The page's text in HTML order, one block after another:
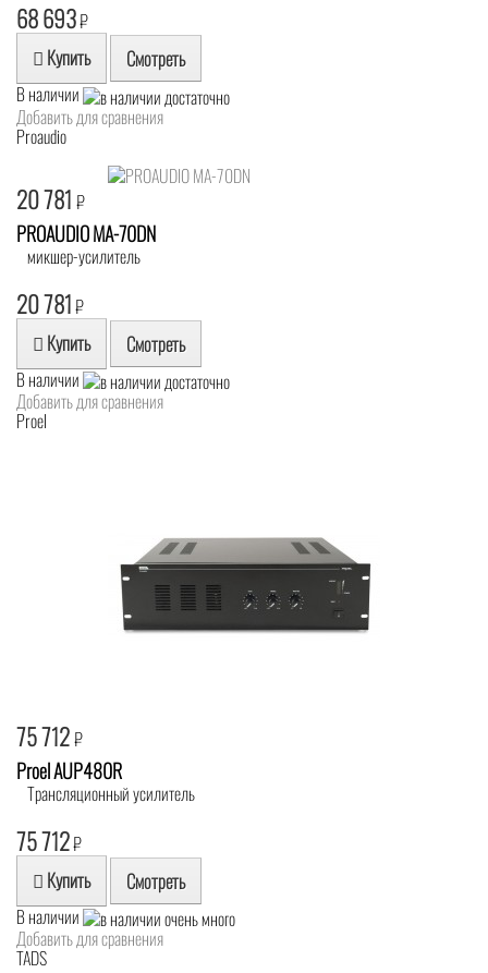
68 693₽
Купить Смотреть
В наличии
Добавить для сравнения
Proaudio
20 781 ₽
PROAUDIO MA-70DN
микшер-усилитель
20 781₽
Купить Смотреть
В наличии
Добавить для сравнения
Proel
75 712₽
Proel AUP480R
Трансляционный усилитель
75 712₽
Купить Смотреть
В наличии
Добавить для сравнения
TADS